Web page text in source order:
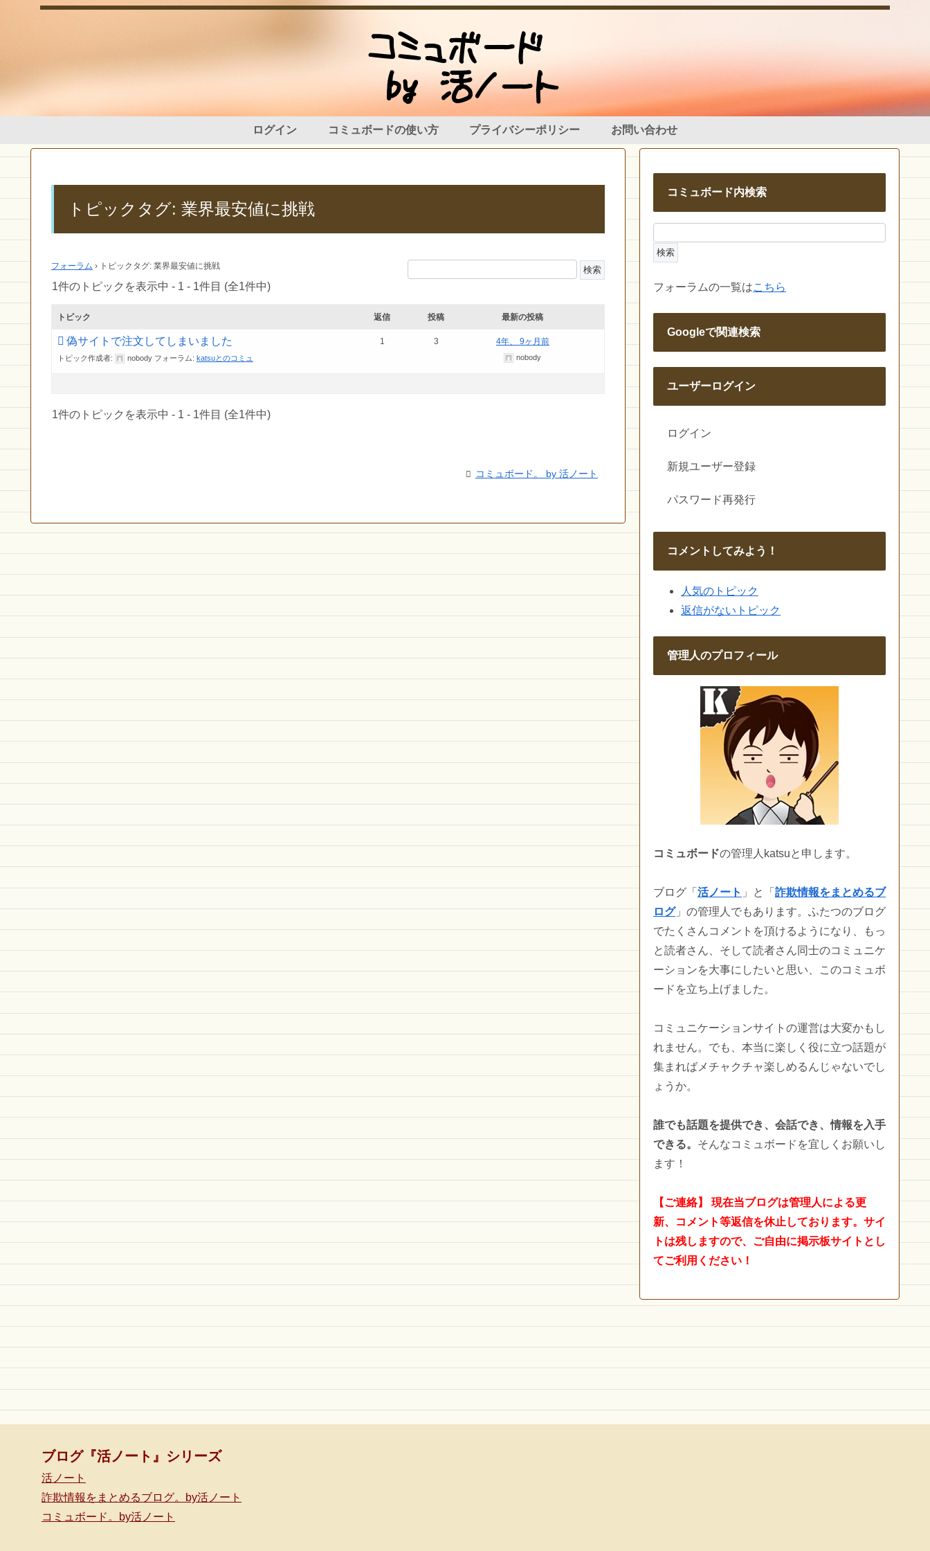
ログイン コミュボードの使い方 プライバシーポリシー お問い合わせ
トピックタグ: 業界最安値に挑戦
フォーラム › トピックタグ: 業界最安値に挑戦
1件のトピックを表示中 - 1 - 1件目 (全1件中)
トピック 返信 投稿 最新の投稿
偽サイトで注文してしまいました
トピック作成者: nobody フォーラム: katsuとのコミュ
1 3 4年、 9ヶ月前
nobody
1件のトピックを表示中 - 1 - 1件目 (全1件中)
コミュボード。 by 活ノート
コミュボード内検索
フォーラムの一覧はこちら
Googleで関連検索
ユーザーログイン
ログイン
新規ユーザー登録
パスワード再発行
コメントしてみよう！
人気のトピック
返信がないトピック
管理人のプロフィール
コミュボードの管理人katsuと申します。
ブログ「 活ノート 」と「 詐欺情報をまとめるブ
ログ」の管理人でもあります。ふたつのブログ
でたくさんコメントを頂けるようになり、もっ
と読者さん、そして読者さん同士のコミュニケ
ーションを大事にしたいと思い、このコミュボ
ードを立ち上げました。
コミュニケーションサイトの運営は大変かもし
れません。でも、本当に楽しく役に立つ話題が
集まればメチャクチャ楽しめるんじゃないでし
ょうか。
誰でも話題を提供でき、会話でき、情報を入手
できる。 そんなコミュボードを宜しくお願いし
ます！
【ご連絡】
現在当ブログは管理人による更
新、コメント等返信を休止しております。サイ
トは残しますので、ご自由に掲示板サイトとし
てご利用ください！
ブログ『活ノート』シリーズ
活ノート
詐欺情報をまとめるブログ。by活ノート
コミュボード。by活ノート